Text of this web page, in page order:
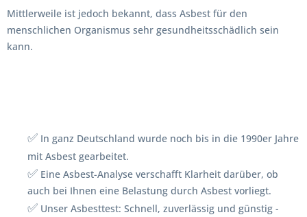
Mittlerweile ist jedoch bekannt, dass Asbest für den
menschlichen Organismus sehr gesundheitsschädlich sein
kann.
✅ In ganz Deutschland wurde noch bis in die 1990er Jahre
mit Asbest gearbeitet.
✅ Eine Asbest-Analyse verschafft Klarheit darüber, ob
auch bei Ihnen eine Belastung durch Asbest vorliegt.
✅ Unser Asbesttest: Schnell, zuverlässig und günstig -